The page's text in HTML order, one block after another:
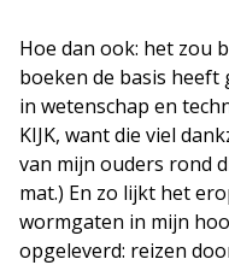
Hoe dan ook: het zou
boeken de basis
in wetenschap en
KIJK, want die viel
van mijn ouders rond
mat.) En zo lijkt het
wormgaten in mijn
opgeleverd: reizen